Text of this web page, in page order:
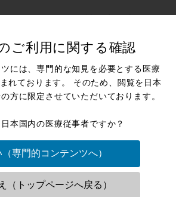
ご利用に関する確認
には、専門的な知見を必要とする医療
れております。 そのため、閲覧を日本
方に限定させていただいております。
本国内の医療従事者ですか？
（専門的コンテンツへ）
（トップページへ戻る）